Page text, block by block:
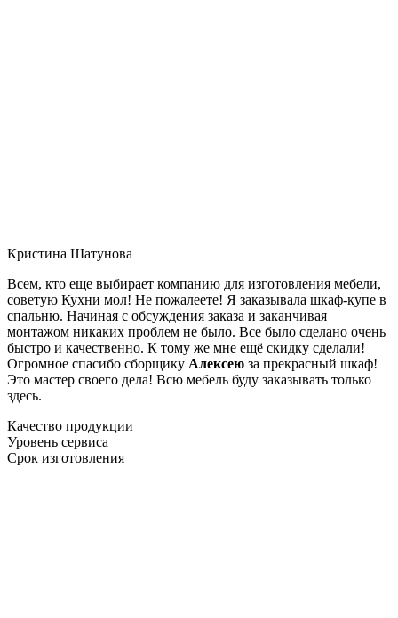
Кристина Шатунова
Всем, кто еще выбирает компанию для изготовления мебели,
советую Кухни мол! Не пожалеете! Я заказывала шкаф-купе в
спальню. Начиная с обсуждения заказа и заканчивая
монтажом никаких проблем не было. Все было сделано очень
быстро и качественно. К тому же мне ещё скидку сделали!
Огромное спасибо сборщику Алексею за прекрасный шкаф!
Это мастер своего дела! Всю мебель буду заказывать только
здесь.
Качество продукции
Уровень сервиса
Срок изготовления